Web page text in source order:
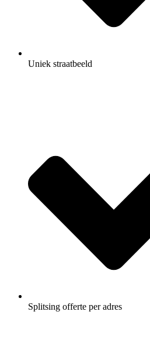
Uniek straatbeeld
Splitsing offerte per adres